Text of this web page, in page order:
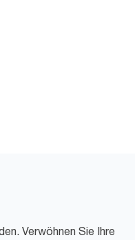
Verwöhnen Sie Ihre